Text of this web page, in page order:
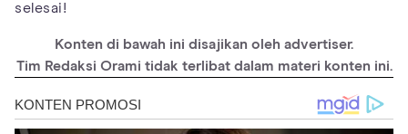
selesai!
Konten di bawah ini disajikan oleh advertiser.
Tim Redaksi Orami tidak terlibat dalam materi konten ini.